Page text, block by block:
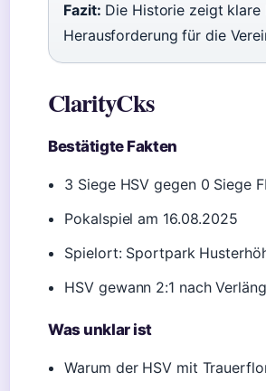
Fazit: Die Historie zeigt klare
Herausforderung für die
ClarityCks
Bestätigte Fakten
3 Siege HSV gegen 0 Siege
Pokalspiel am 16.08.2025
Spielort: Sportpark
HSV gewann 2:1 nach
Was unklar ist
Warum der HSV mit